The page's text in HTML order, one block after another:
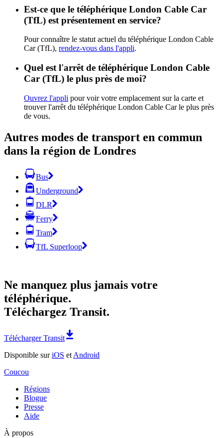
Est-ce que le téléphérique London Cable Car
(TfL) est présentement en service?
Pour connaître le statut actuel du téléphérique London Cable
Car (TfL), rendez-vous dans l'appli.
Quel est l'arrêt de téléphérique London Cable
Car (TfL) le plus près de moi?
Ouvrez l'appli pour voir votre emplacement sur la carte et
trouver l'arrêt du téléphérique London Cable Car le plus près
de vous.
Autres modes de transport en commun
dans la région de Londres
Bus
Underground
DLR
Ferry
Tram
TfL Superloop
Ne manquez plus jamais votre
téléphérique.
Téléchargez Transit.
Télécharger Transit
Disponible suriOS et Android
Coucou
Régions
Blogue
Presse
Aide
À propos